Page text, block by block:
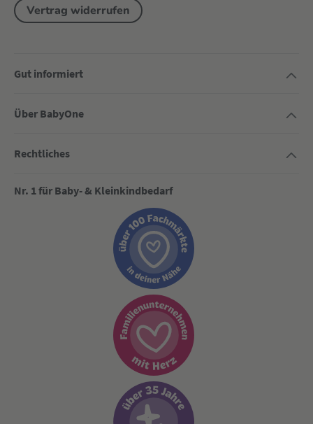
Vertrag widerrufen
Gut informiert
Über BabyOne
Rechtliches
Nr. 1 für Baby- & Kleinkindbedarf